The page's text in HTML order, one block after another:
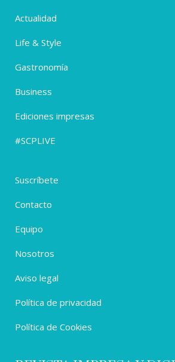
Actualidad
Life & Style
Gastronomía
Business
Ediciones impresas
#SCPLIVE
Suscríbete
Contacto
Equipo
Nosotros
Aviso legal
Política de privacidad
Política de Cookies